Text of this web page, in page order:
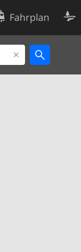
Fahrplan
Cookie-Richtlinie
Cookie-